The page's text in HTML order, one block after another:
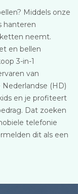
Middels onze
hanteren
neemt.
en bellen
3-in-1
van
(HD)
en je profiteert
Dat zoeken
telefonie
dit als een